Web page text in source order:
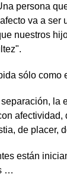
persona
va a ser
nuestros
sólo como
la
afectividad,
de placer,
están
…